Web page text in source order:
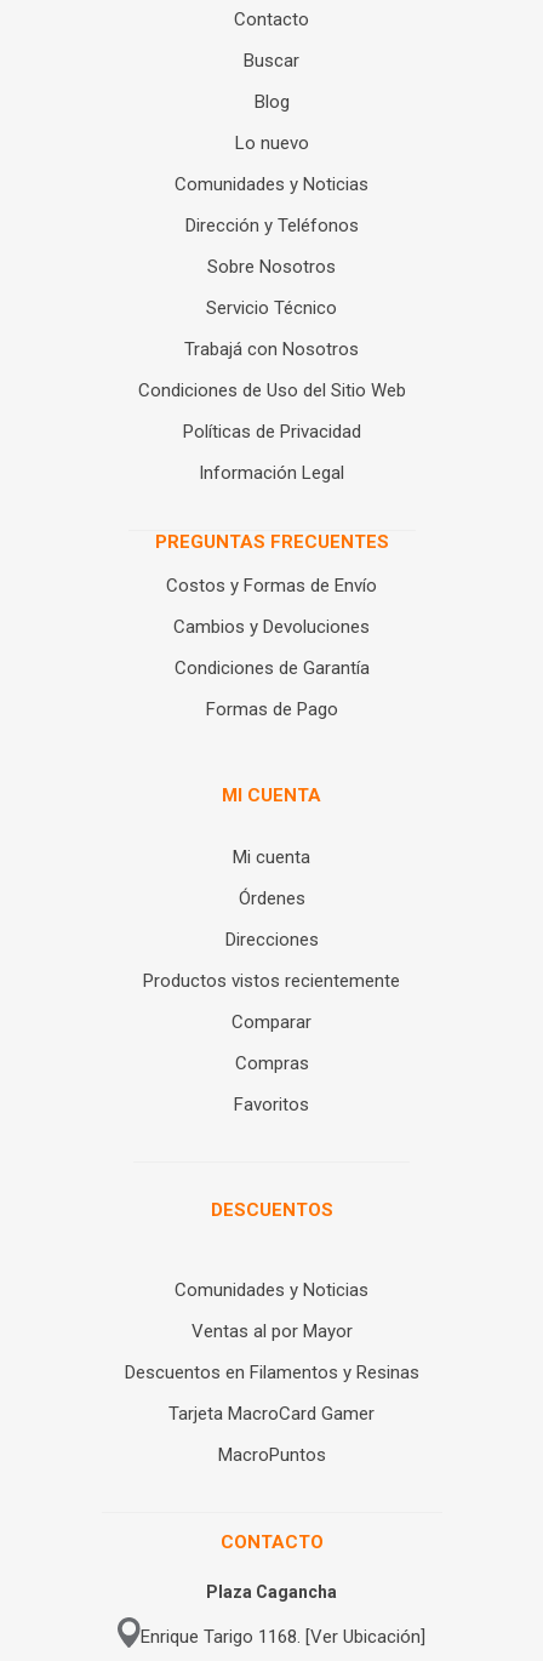
Contacto
Buscar
Blog
Lo nuevo
Comunidades y Noticias
Dirección y Teléfonos
Sobre Nosotros
Servicio Técnico
Trabajá con Nosotros
Condiciones de Uso del Sitio Web
Políticas de Privacidad
Información Legal
PREGUNTAS FRECUENTES
Costos y Formas de Envío
Cambios y Devoluciones
Condiciones de Garantía
Formas de Pago
MI CUENTA
Mi cuenta
Órdenes
Direcciones
Productos vistos recientemente
Comparar
Compras
Favoritos
DESCUENTOS
Comunidades y Noticias
Ventas al por Mayor
Descuentos en Filamentos y Resinas
Tarjeta MacroCard Gamer
MacroPuntos
CONTACTO
Plaza Cagancha
Enrique Tarigo 1168. [Ver Ubicación]